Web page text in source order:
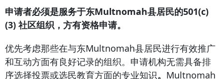
申请者必须是服务于东Multnomah县居民的501(c)
(3) 社区组织，方有资格申请。
优先考虑那些在与东Multnomah县居民进行有效推广
和互动方面有良好记录的组织。申请机构无需具备排
序选择投票或选民教育方面的专业知识。 Multnomah